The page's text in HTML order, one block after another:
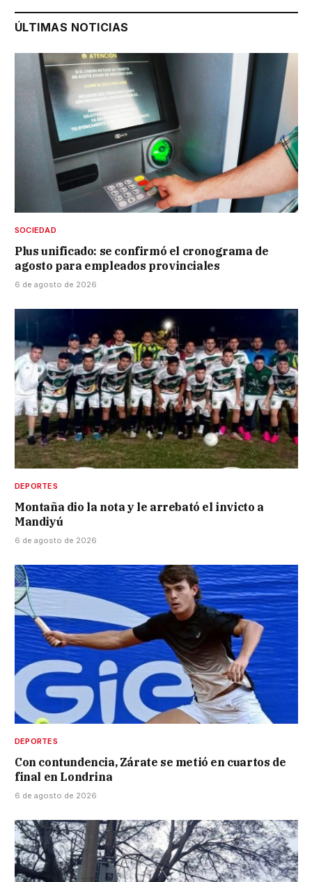
ÚLTIMAS NOTICIAS
SOCIEDAD
Plus unificado: se confirmó el cronograma de
agosto para empleados provinciales
6 de agosto de 2026
DEPORTES
Montaña dio la nota y le arrebató el invicto a
Mandiyú
6 de agosto de 2026
DEPORTES
Con contundencia, Zárate se metió en cuartos de
final en Londrina
6 de agosto de 2026